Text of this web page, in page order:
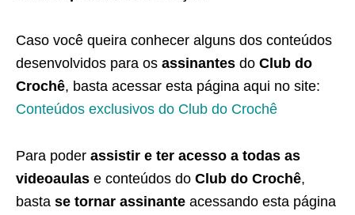
Caso você queira conhecer alguns dos conteúdos
desenvolvidos para os assinantes do Club do
Crochê, basta acessar esta página aqui no site:
Conteúdos exclusivos do Club do Crochê
Para poder assistir e ter acesso a todas as
videoaulas e conteúdos do Club do Crochê,
basta se tornar assinante acessando esta página